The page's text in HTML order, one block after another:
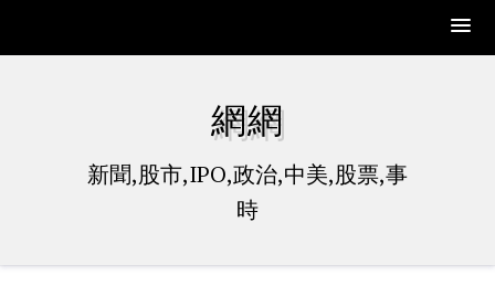
網網
新聞,股市,IPO,政治,中美,股票,事
時